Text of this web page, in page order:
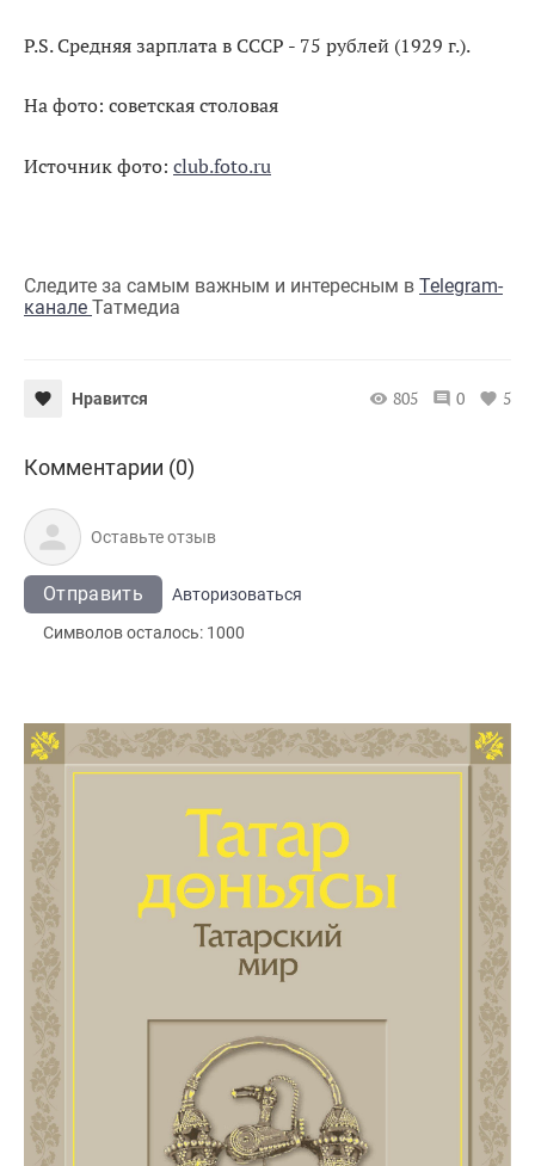
Р.S. Средняя зарплата в СССР - 75 рублей (1929 г.).
На фото: советская столовая
Источник фото: club.foto.ru
Следите за самым важным и интересным в Telegram-
канале Татмедиа
Нравится 805 0 5
Комментарии (0)
Отправить
Авторизоваться
Символов осталось: 1000